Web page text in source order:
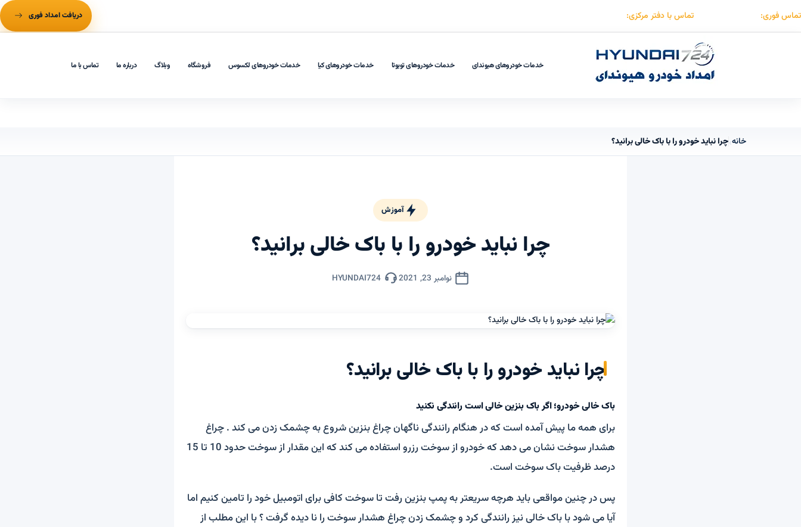
تماس فوری: تماس با دفتر مرکزی: دریافت امداد فوری
خدمات خودروهای هیوندای خدمات خودروهای تویوتا خدمات خودروهای کیا خدمات خودروهای لکسوس فروشگاه وبلاگ درباره ما تماس با ما
خانه›چرا نباید خودرو را با باک خالی برانید؟
آموزش
چرا نباید خودرو را با باک خالی برانید؟
نوامبر 23, 2021 HYUNDAI724
چرا نباید خودرو را با باک خالی برانید؟
باک خالی خودرو؛ اگر باک بنزین خالی است رانندگی نکنید
برای همه ما پیش آمده است که در هنگام رانندگی ناگهان چراغ بنزین شروع به چشمک زدن می کند . چراغ
هشدار سوخت نشان می دهد که خودرو از سوخت رزرو استفاده می کند که این مقدار از سوخت حدود 10 تا 15
درصد ظرفیت باک سوخت است.
پس در چنین مواقعی باید هرچه سریعتر به پمپ بنزین رفت تا سوخت کافی برای اتومبیل خود را تامین کنیم اما
آیا می شود با باک خالی نیز رانندگی کرد و چشمک زدن چراغ هشدار سوخت را نا دیده گرفت ؟ با این مطلب از